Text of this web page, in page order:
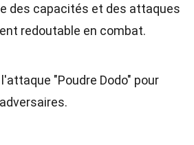
des capacités et des attaques
redoutable en combat.
"Poudre Dodo" pour